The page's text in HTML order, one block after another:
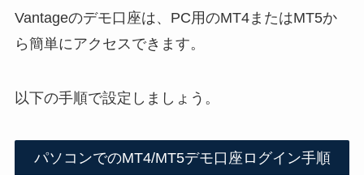
Vantageのデモ口座は、PC用のMT4またはMT5か
ら簡単にアクセスできます。
以下の手順で設定しましょう。
パソコンでのMT4/MT5デモ口座ログイン手順